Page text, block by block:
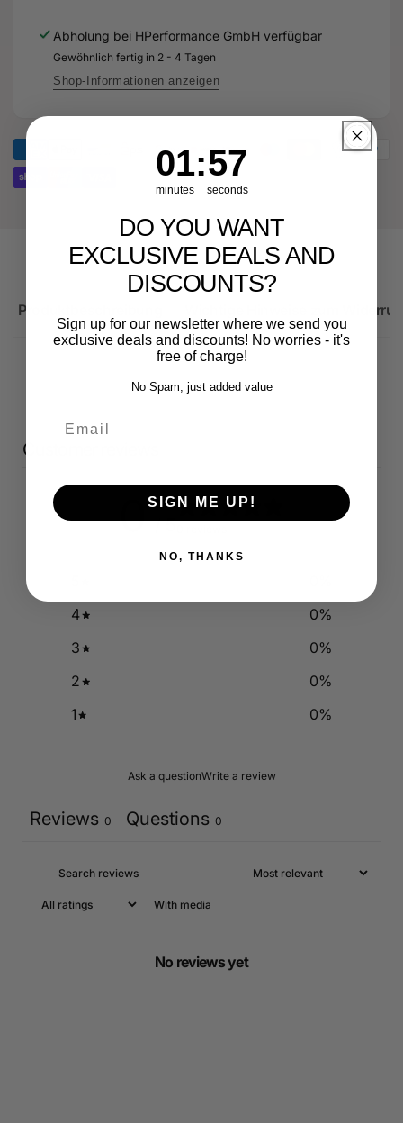
-
Original
Ersatzteil
Audi
Sportback
705
-
Original
für
Sportback
Abholung bei HPerformance GmbH verfügbar
Gewöhnlich fertig in 2 - 4 Tagen
Shop-Informationen anzeigen
Produktbeschreibung Wichtige Hinweise zum
Customer reviews
0 / 5
4
0%
3
0%
2
0%
1
0%
Ask a questionWrite a review
Reviews 0 Questions 0
With media
No reviews yet
Countdown ends in:
1
01
minutes
: 57
57
seconds
DO YOU WANT
EXCLUSIVE DEALS AND
DISCOUNTS?
Sign up for our newsletter where we send you
exclusive deals and discounts! No worries - it's
free of charge!
No Spam, just added value
SIGN ME UP!
NO, THANKS